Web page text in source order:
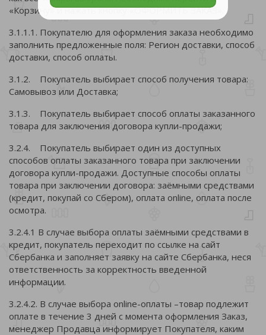
«Корзину» и нажать кнопку «ОФОРМИТЬ ЗАКАЗ».
3.1.1.1. Покупателю для оформления заказа необходимо
заполнить предложенные поля: Регион доставки, способ
доставки, способ оплаты.
3.1.2. Покупатель выбирает способ получения товара:
Самовывоз или Доставка;
3.1.3. Покупатель выбирает способ оплаты заказанного
товара для заключения договора купли-продажи;
3.2.4. Покупатель выбирает один из доступных
способов оплаты заказанного товара при заключении
договора купли-продажи. Доступные способы оплаты
товара при заключении договора: заёмными средствами
(кредит, покупай со Сбером), оплата online, оплата после
осмотра.
3.2.4.1 В случае выбора оплаты заёмными средствами в
кредит, покупатель переходит по ссылке на сайт
Сбербанка и заполняет заявку на сайте Сбербанка, неся
ответственность за корректность введенной
информации.
3.2.4.2. В случае выбора online-оплаты –товар подлежит
оплате в течение 3 дней с момента оформления Заказ,
менеджер Продавца информирует Покупателя, каким